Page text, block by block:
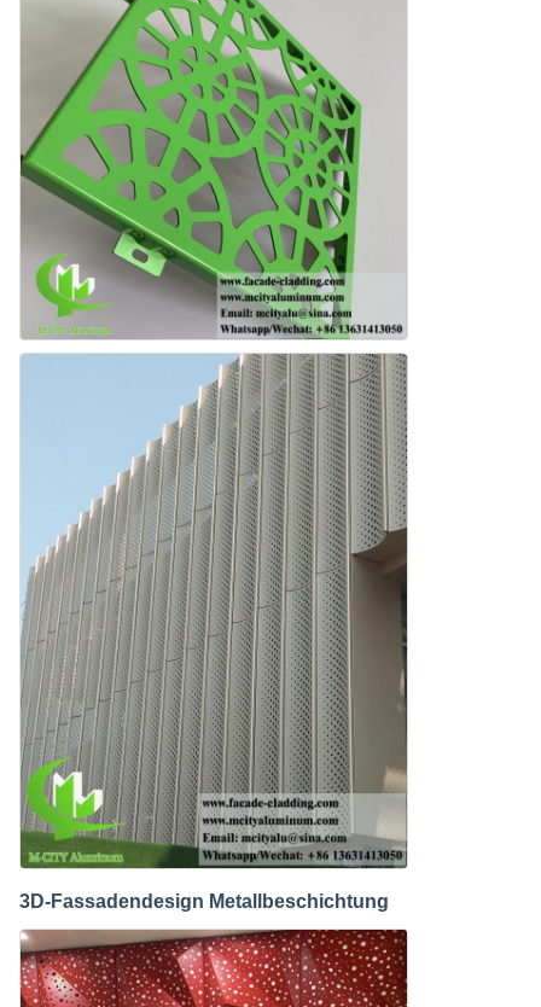
3D-Fassadendesign Metallbeschichtung